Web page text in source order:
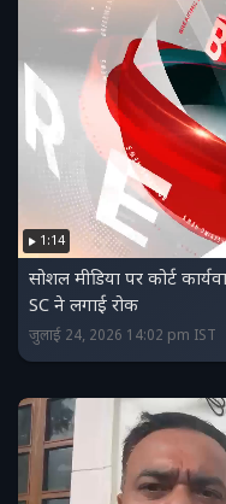
1:14
सोशल मीडिया पर कोर्ट
SC ने लगाई रोक
जुलाई 24, 2026 14:02 pm IST